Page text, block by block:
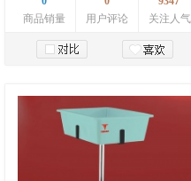
商品销量
用户评论
关注人气